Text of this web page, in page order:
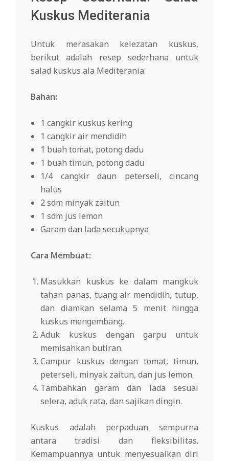
Kuskus Mediterania
Untuk merasakan kelezatan kuskus,
berikut adalah resep sederhana untuk
salad kuskus ala Mediterania:
Bahan:
1 cangkir kuskus kering
1 cangkir air mendidih
1 buah tomat, potong dadu
1 buah timun, potong dadu
1/4 cangkir daun peterseli, cincang
halus
2 sdm minyak zaitun
1 sdm jus lemon
Garam dan lada secukupnya
Cara Membuat:
Masukkan kuskus ke dalam mangkuk
tahan panas, tuang air mendidih, tutup,
dan diamkan selama 5 menit hingga
kuskus mengembang.
Aduk kuskus dengan garpu untuk
memisahkan butiran.
Campur kuskus dengan tomat, timun,
peterseli, minyak zaitun, dan jus lemon.
Tambahkan garam dan lada sesuai
selera, aduk rata, dan sajikan dingin.
Kuskus adalah perpaduan sempurna
antara tradisi dan fleksibilitas.
Kemampuannya untuk menyesuaikan diri